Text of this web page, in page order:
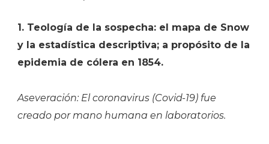
1. Teología de la sospecha: el mapa de Snow
y la estadística descriptiva; a propósito de la
epidemia de cólera en 1854.
Aseveración: El coronavirus (Covid-19) fue
creado por mano humana en laboratorios.